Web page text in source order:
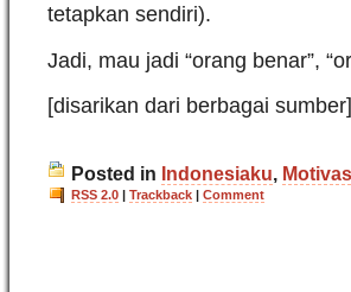
tetapkan sendiri).
Jadi, mau jadi “orang benar”,
[disarikan dari berbagai sumber]
Posted in Indonesiaku,
RSS 2.0 Trackback Comment